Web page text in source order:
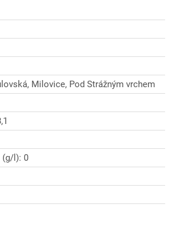
Milovice, Pod Strážným vrchem
(g/l): 0